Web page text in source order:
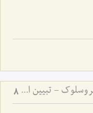
مراقبه؛ تزكیه و مواظبت در سیروسلوك - تبیین اصول مهم سیروسلوک از منظر علامه طهرانی 8